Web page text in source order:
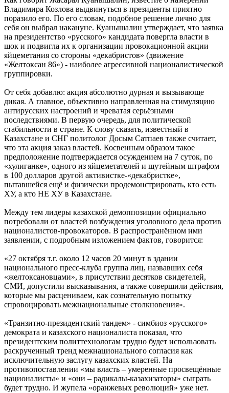
Владимира Козлова выдвинуться в президенты приятно
поразило его. По его словам, подобное решение лично для
себя он выбрал накануне. Куанышалин утверждает, что заявка
на президентство «русского» кандидата повергла власти в
шок и подвигла их к организации провокационной акции
яйцеметания со стороны «декабристов» (движение
«Желтоксан 86») - наиболее агрессивной националистической
группировки.
От себя добавлю: акция абсолютно дурная и вызывающе
дикая. А главное, объективно направленная на стимуляцию
антирусских настроений и чреватая серьёзными
последствиями. В первую очередь, для политической
стабильности в стране. К слову сказать, известный в
Казахстане и СНГ политолог Досым Сатпаев также считает,
что эта акция заказ властей. Косвенным образом такое
предположение подтверждается осуждением на 7 суток, по
«хулиганке», одного из яйцеметателей и шутейным штрафом
в 100 долларов другой активистке-«декабристке»,
пытавшейся ещё и физически продемонстрировать, кто есть
ХУ, а кто НЕ ХУ в Казахстане.
Между тем лидеры казахской демоппозиции официально
потребовали от властей возбуждения уголовного дела против
националистов-провокаторов. В распространённом ими
заявлении, с подробным изложением фактов, говорится:
«27 октября т.г. около 12 часов 20 минут в здании
национального пресс-клуба группа лиц, назвавших себя
«желтоксановцами», в присутствии десятков свидетелей,
СМИ, допустили высказывания, а также совершили действия,
которые мы расцениваем, как сознательную попытку
спровоцировать межнациональные столкновения».
«Транзитно-президентский тандем» - симбиоз «русского»
демократа и казахского националиста показал, что
президентским политтехнологам трудно будет использовать
раскрученный тренд межнационального согласия как
исключительную заслугу казахских властей. На
противопоставлении «мы власть – умеренные просвещённые
националисты» и «они – радикалы-казахизаторы» сыграть
будет трудно. И жупела «оранжевых революций» уже нет.